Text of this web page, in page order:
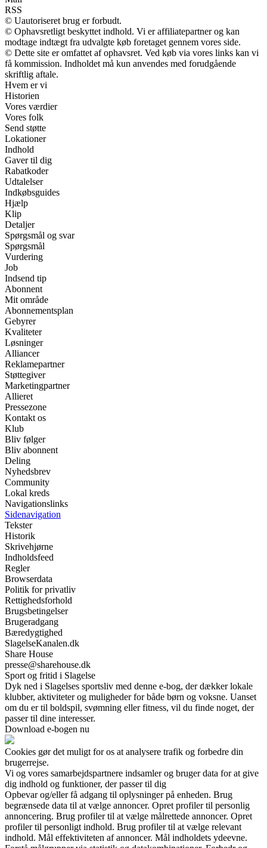
RSS
© Uautoriseret brug er forbudt.
© Ophavsretligt beskyttet indhold. Vi er affiliatepartner og kan
modtage indtægt fra udvalgte køb foretaget gennem vores side.
© Dette site er omfattet af ophavsret. Ved køb via vores links kan vi
få kommission. Indholdet må kun anvendes med forudgående
skriftlig aftale.
Hvem er vi
Historien
Vores værdier
Vores folk
Send støtte
Lokationer
Indhold
Gaver til dig
Rabatkoder
Udtalelser
Indkøbsguides
Hjælp
Klip
Detaljer
Spørgsmål og svar
Spørgsmål
Vurdering
Job
Indsend tip
Abonnent
Mit område
Abonnementsplan
Gebyrer
Kvaliteter
Løsninger
Alliancer
Reklamepartner
Støttegiver
Marketingpartner
Allieret
Pressezone
Kontakt os
Klub
Bliv følger
Bliv abonnent
Deling
Nyhedsbrev
Community
Lokal kreds
Navigationslinks
Sidenavigation
Tekster
Historik
Skrivehjørne
Indholdsfeed
Regler
Browserdata
Politik for privatliv
Rettighedsforhold
Brugsbetingelser
Brugeradgang
Bæredygtighed
SlagelseKanalen.dk
Share House
presse@sharehouse.dk
Sport og fritid i Slagelse
Dyk ned i Slagelses sportsliv med denne e-bog, der dækker lokale
klubber, aktiviteter og muligheder for både børn og voksne. Uanset
om du er til boldspil, svømning eller fitness, vil du finde noget, der
passer til dine interesser.
Download e-bogen nu
Cookies gør det muligt for os at analysere trafik og forbedre din
brugerrejse.
Vi og vores samarbejdspartnere indsamler og bruger data for at give
dig indhold og funktioner, der passer til dig
Opbevar og/eller få adgang til oplysninger på enheden. Brug
begrænsede data til at vælge annoncer. Opret profiler til personlig
annoncering. Brug profiler til at vælge målrettede annoncer. Opret
profiler til personligt indhold. Brug profiler til at vælge relevant
indhold. Mål effektiviteten af annoncer. Mål indholdets ydeevne.